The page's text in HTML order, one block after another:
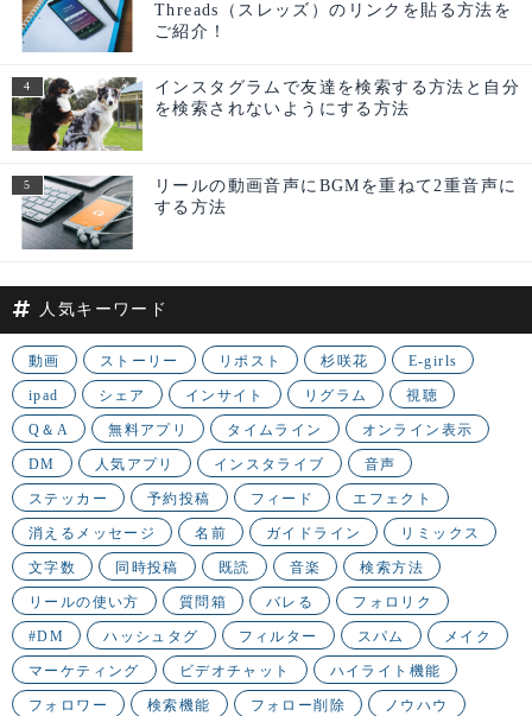
Threads（スレッズ）のリンクを貼る方法を
ご紹介！
インスタグラムで友達を検索する方法と自分
を検索されないようにする方法
リールの動画音声にBGMを重ねて2重音声に
する方法
人気キーワード
動画 ストーリー リポスト 杉咲花 E-girls
ipad シェア インサイト リグラム 視聴
Q＆A 無料アプリ タイムライン オンライン表示
DM 人気アプリ インスタライブ 音声
ステッカー 予約投稿 フィード エフェクト
消えるメッセージ 名前 ガイドライン リミックス
文字数 同時投稿 既読 音楽 検索方法
リールの使い方 質問箱 バレる フォロリク
#DM ハッシュタグ フィルター スパム メイク
マーケティング ビデオチャット ハイライト機能
フォロワー 検索機能 フォロー削除 ノウハウ